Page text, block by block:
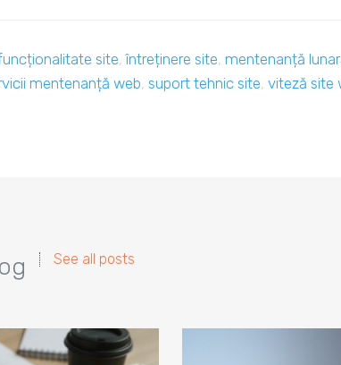
site,întreținere site, mentenanță
mentenanță web, suport tehnic site, viteză site
See all posts